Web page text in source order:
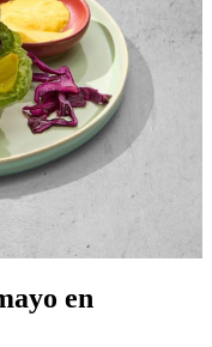
en